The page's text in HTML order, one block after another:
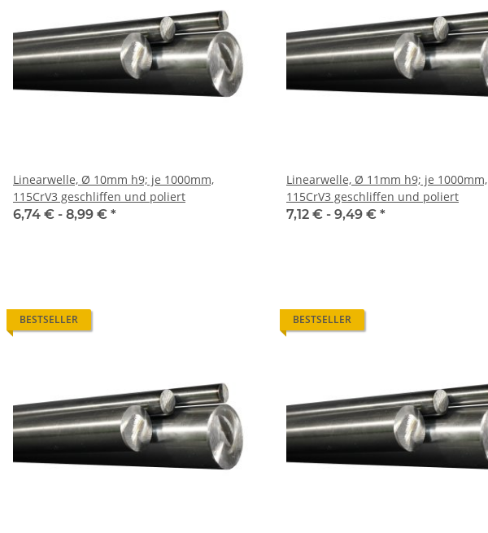
Linearwelle, Ø 10mm h9; je 1000mm,
115CrV3 geschliffen und poliert
6,74 € - 8,99 € *
Linearwelle, Ø 11mm h9; je 1000mm,
115CrV3 geschliffen und poliert
7,12 € - 9,49 € *
BESTSELLER BESTSELLER